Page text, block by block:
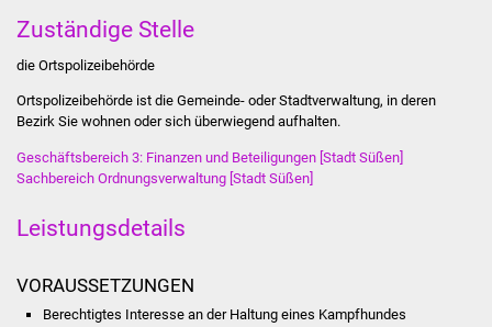
Schulentwicklung Bizet
Zuständige Stelle
die Ortspolizeibehörde
Ortspolizeibehörde ist die Gemeinde- oder Stadtverwaltung, in deren
Bezirk Sie wohnen oder sich überwiegend aufhalten.
Geschäftsbereich 3: Finanzen und Beteiligungen [Stadt Süßen]
Sachbereich Ordnungsverwaltung [Stadt Süßen]
Leistungsdetails
VORAUSSETZUNGEN
Berechtigtes Interesse an der Haltung eines Kampfhundes